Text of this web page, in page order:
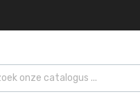
search